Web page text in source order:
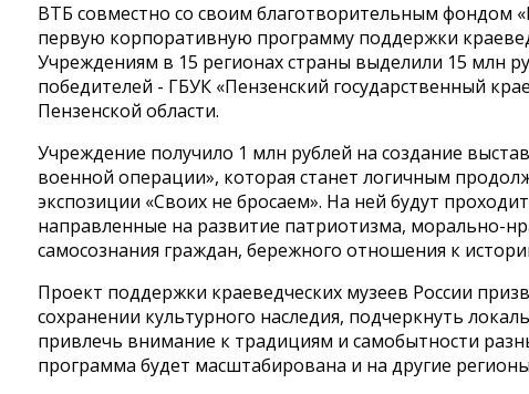
ВТБ совместно со своим благотворительным фондом
первую корпоративную программу поддержки
Учреждениям в 15 регионах страны выделили 15 млн
победителей - ГБУК «Пензенский государственный
Пензенской области.
Учреждение получило 1 млн рублей на создание
военной операции», которая станет логичным
экспозиции «Своих не бросаем». На ней будут
направленные на развитие патриотизма, морально-
самосознания граждан, бережного отношения к
Проект поддержки краеведческих музеев России
сохранении культурного наследия, подчеркнуть
привлечь внимание к традициям и самобытности
программа будет масштабирована и на другие